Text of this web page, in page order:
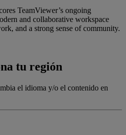
TeamViewer’s ongoing
and collaborative workspace
and a strong sense of community.
tu región
el idioma y/o el contenido en